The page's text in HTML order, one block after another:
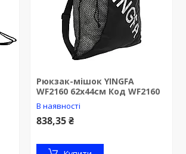
Рюкзак-мішок YINGFA
WF2160 62х44см Код WF2160
В наявності
838,35 ₴